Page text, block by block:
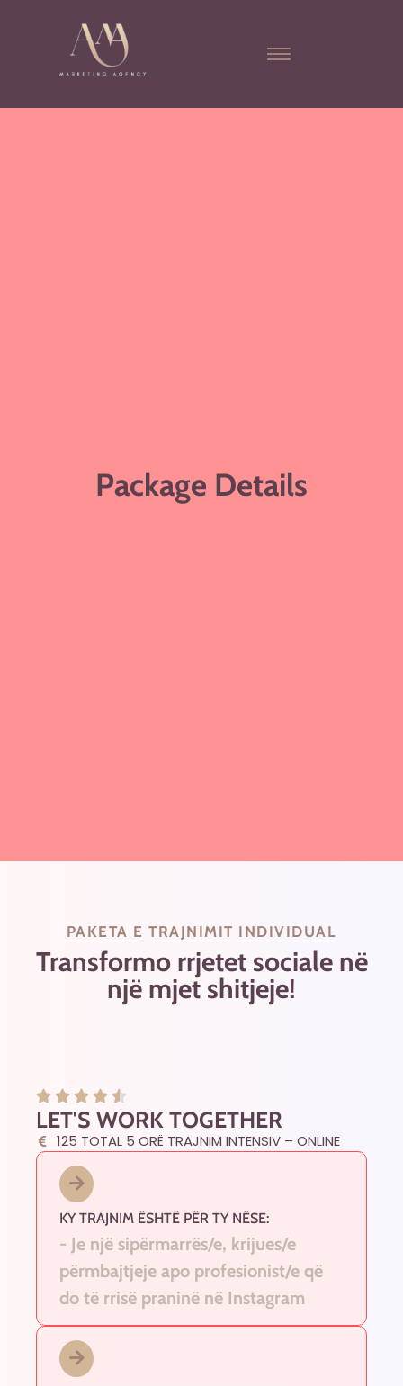
Package Details
PAKETA E TRAJNIMIT INDIVIDUAL
Transformo rrjetet sociale në
një mjet shitjeje!
LET'S WORK TOGETHER
125 TOTAL 5 ORË TRAJNIM INTENSIV – ONLINE
KY TRAJNIM ËSHTË PËR TY NËSE:
- Je një sipërmarrës/e, krijues/e
përmbajtjeje apo profesionist/e që
do të rrisë praninë në Instagram